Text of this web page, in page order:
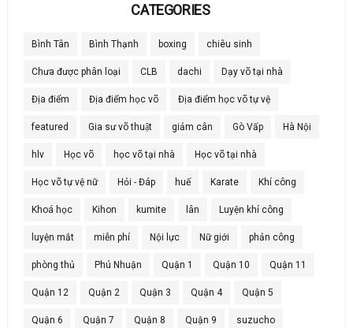
CATEGORIES
Bình Tân Bình Thạnh boxing chiêu sinh
Chưa được phân loại CLB dachi Dạy võ tại nhà
Địa điểm Địa điểm học võ Địa điểm học võ tự vệ
featured Gia sư võ thuật giảm cân Gò Vấp Hà Nội
hlv Học võ học võ tại nhà Học võ tại nhà
Học võ tự vệ nữ Hỏi - Đáp huế Karate Khí công
Khoá học Kihon kumite lân Luyện khí công
luyện mắt miễn phí Nội lực Nữ giới phản công
phòng thủ Phú Nhuận Quận 1 Quận 10 Quận 11
Quận 12 Quận 2 Quận 3 Quận 4 Quận 5
Quận 6 Quận 7 Quận 8 Quận 9 suzucho